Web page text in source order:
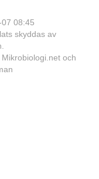
08:45
skyddas av
och